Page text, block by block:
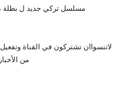
لاتنسواان تشتركون في القناة
من